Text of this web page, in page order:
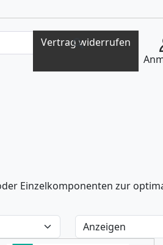
Produkten suchen
Vertrag widerrufen
Einzelkomponenten zur